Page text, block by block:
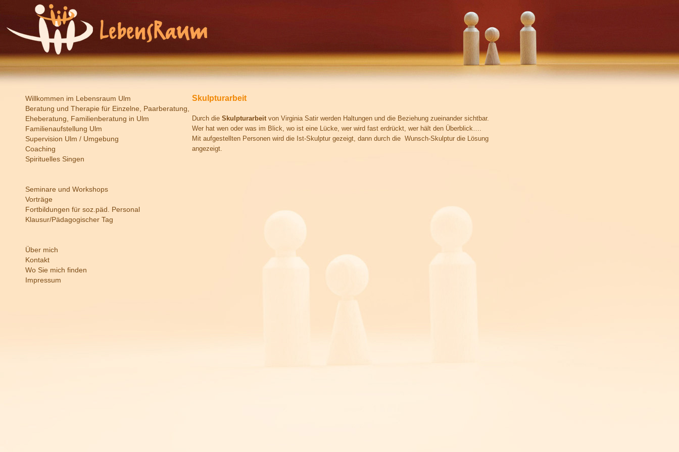
Skulpturarbeit
Durch die Skulpturarbeit von Virginia Satir werden Haltungen und die Beziehung zueinander sichtbar.
Wer hat wen oder was im Blick, wo ist eine Lücke, wer wird fast erdrückt, wer hält den Überblick….
Mit aufgestellten Personen wird die Ist-Skulptur gezeigt, dann durch die Wunsch-Skulptur die Lösung
angezeigt.
Willkommen im Lebensraum Ulm
Beratung und Therapie für Einzelne, Paarberatung,
Eheberatung, Familienberatung in Ulm
Familienaufstellung Ulm
Supervision Ulm / Umgebung
Coaching
Spirituelles Singen
Seminare und Workshops
Vorträge
Fortbildungen für soz.päd. Personal
Klausur/Pädagogischer Tag
Über mich
Kontakt
Wo Sie mich finden
Impressum